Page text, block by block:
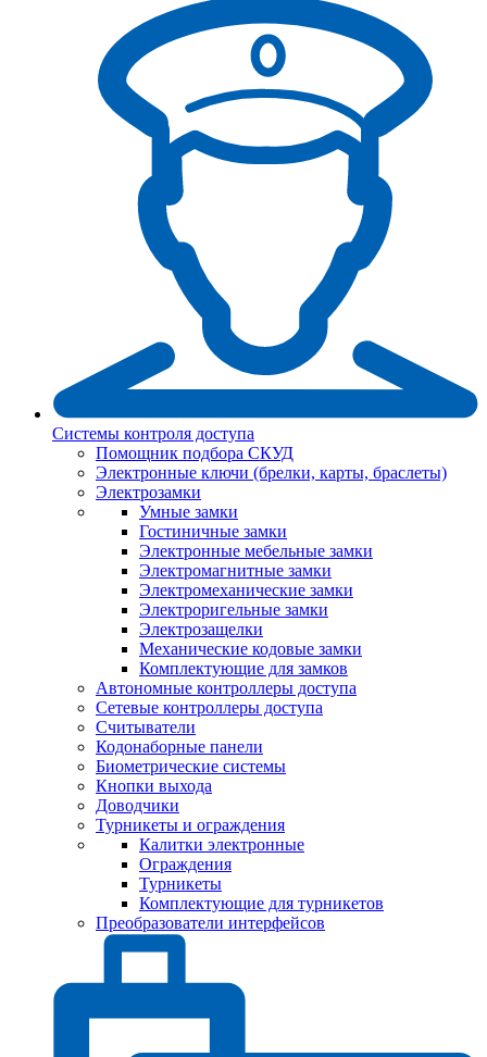
Системы контроля доступа
Помощник подбора СКУД
Электронные ключи (брелки, карты, браслеты)
Электрозамки
Умные замки
Гостиничные замки
Электронные мебельные замки
Электромагнитные замки
Электромеханические замки
Электроригельные замки
Электрозащелки
Механические кодовые замки
Комплектующие для замков
Автономные контроллеры доступа
Сетевые контроллеры доступа
Считыватели
Кодонаборные панели
Биометрические системы
Кнопки выхода
Доводчики
Турникеты и ограждения
Калитки электронные
Ограждения
Турникеты
Комплектующие для турникетов
Преобразователи интерфейсов